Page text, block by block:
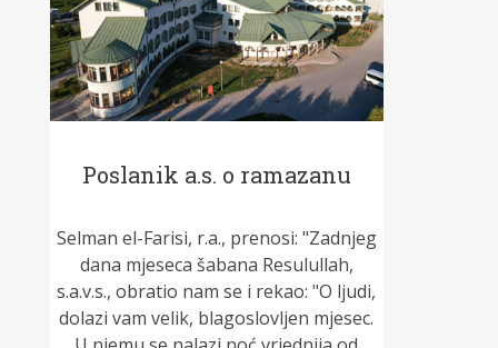
Poslanik a.s. o ramazanu
Selman el-Farisi, r.a., prenosi: "Zadnjeg
dana mjeseca šabana Resulullah,
s.a.v.s., obratio nam se i rekao: "O ljudi,
dolazi vam velik, blagoslovljen mjesec.